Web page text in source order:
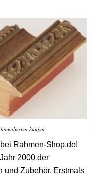
kaufen
Rahmen-Shop.de!
2000 der
und Zubehör. Erstmals